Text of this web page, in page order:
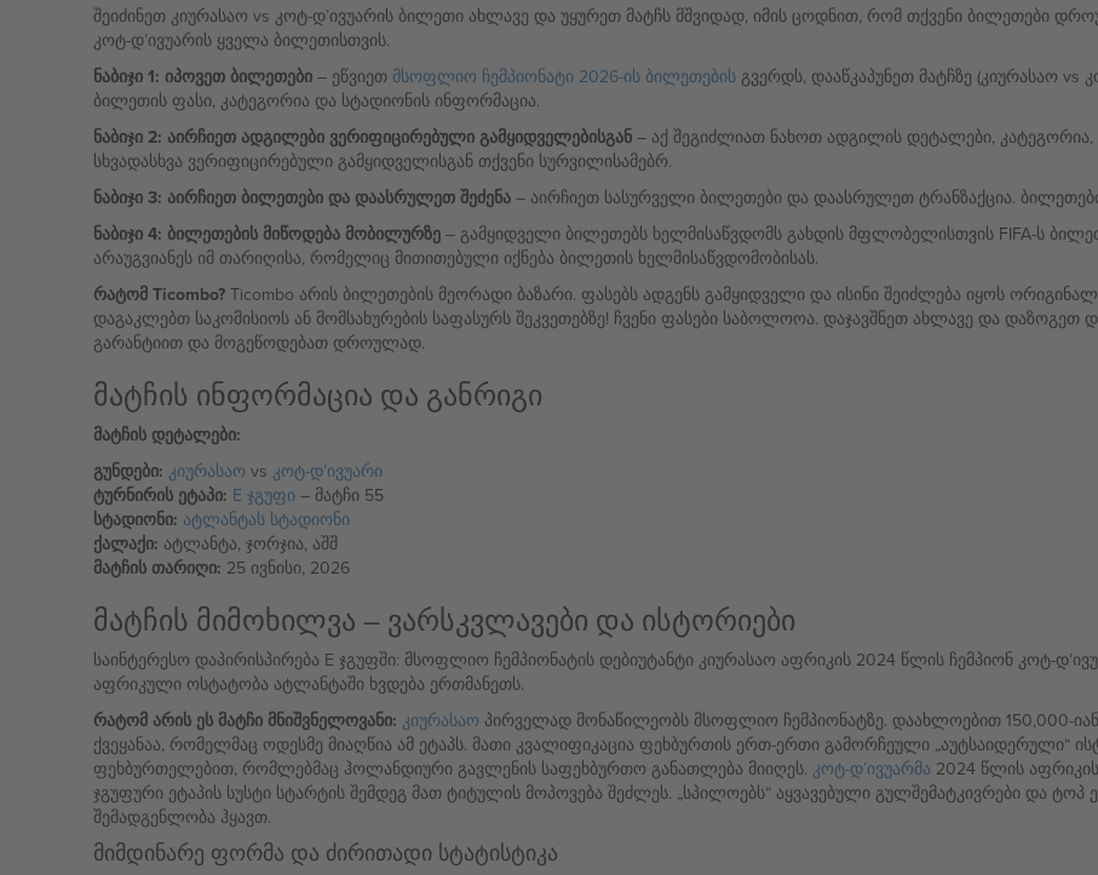
შეიძინეთ კიურასაო vs კოტ-დ’ივუარის ბილეთი ახლავე და უყურეთ მატჩს მშვიდად, იმის ცოდნით, რომ თქვენი ბილეთები
კოტ-დ’ივუარის ყველა ბილეთისთვის.
ნაბიჯი 1: იპოვეთ ბილეთები– ეწვიეთ მსოფლიო ჩემპიონატი 2026-ის ბილეთებისგვერდს, დააწკაპუნეთ მატჩზე (კიურასაო vs
ბილეთის ფასი, კატეგორია და სტადიონის ინფორმაცია.
ნაბიჯი 2: აირჩიეთ ადგილები ვერიფიცირებული გამყიდველებისგან– აქ შეგიძლიათ ნახოთ ადგილის დეტალები,
სხვადასხვა ვერიფიცირებული გამყიდველისგან თქვენი სურვილისამებრ.
ნაბიჯი 3: აირჩიეთ ბილეთები და დაასრულეთ შეძენა– აირჩიეთ სასურველი ბილეთები და დაასრულეთ ტრანზაქცია.
ნაბიჯი 4: ბილეთების მიწოდება მობილურზე– გამყიდველი ბილეთებს ხელმისაწვდომს გახდის მფლობელისთვის FIFA-ს
არაუგვიანეს იმ თარიღისა, რომელიც მითითებული იქნება ბილეთის ხელმისაწვდომობისას.
რატომ Ticombo?Ticombo არის ბილეთების მეორადი ბაზარი. ფასებს ადგენს გამყიდველი და ისინი შეიძლება იყოს
დაგაკლებთ საკომისიოს ან მომსახურების საფასურს შეკვეთებზე! ჩვენი ფასები საბოლოოა. დაჯავშნეთ ახლავე და დაზოგეთ
გარანტიით და მოგეწოდებათ დროულად.
მატჩის ინფორმაცია და განრიგი
მატჩის დეტალები:
გუნდები: კიურასაო vs კოტ-დ’ივუარი
ტურნირის ეტაპი: E ჯგუფი– მატჩი 55
სტადიონი: ატლანტას სტადიონი
ქალაქი: ატლანტა, ჯორჯია, აშშ
მატჩის თარიღი: 25 ივნისი, 2026
მატჩის მიმოხილვა – ვარსკვლავები და ისტორიები
საინტერესო დაპირისპირება E ჯგუფში: მსოფლიო ჩემპიონატის დებიუტანტი კიურასაო აფრიკის 2024 წლის ჩემპიონ კოტ-
აფრიკული ოსტატობა ატლანტაში ხვდება ერთმანეთს.
რატომ არის ეს მატჩი მნიშვნელოვანი: კიურასაო პირველად მონაწილეობს მსოფლიო ჩემპიონატზე. დაახლოებით 150,000-
ქვეყანაა, რომელმაც ოდესმე მიაღწია ამ ეტაპს. მათი კვალიფიკაცია ფეხბურთის ერთ-ერთი გამორჩეული „აუტსაიდერული“
ფეხბურთელებით, რომლებმაც ჰოლანდიური გავლენის საფეხბურთო განათლება მიიღეს. კოტ-დ’ივუარმა 2024 წლის
ჯგუფური ეტაპის სუსტი სტარტის შემდეგ მათ ტიტულის მოპოვება შეძლეს. „სპილოებს“ აყვავებული გულშემატკივრები და
შემადგენლობა ჰყავთ.
მიმდინარე ფორმა და ძირითადი სტატისტიკა